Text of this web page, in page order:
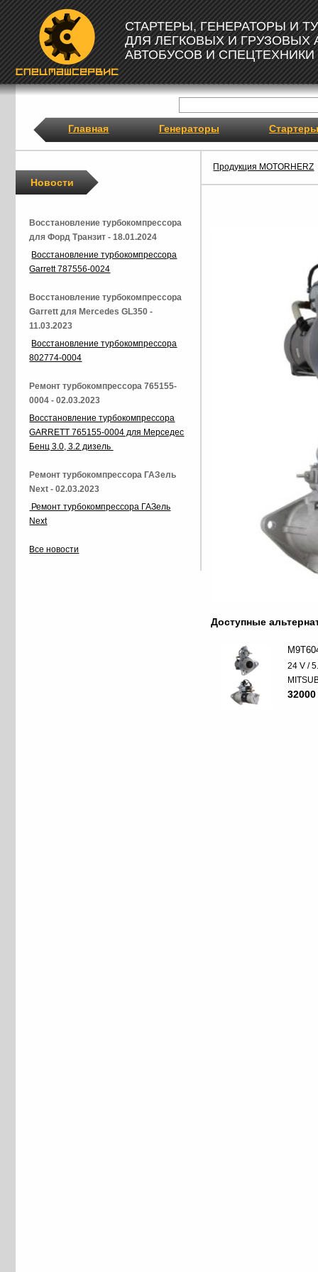
СТАРТЕРЫ, ГЕНЕРАТОРЫ И
ДЛЯ ЛЕГКОВЫХ И ГРУЗОВЫХ
АВТОБУСОВ И СПЕЦТЕХНИКИ
Главная Генераторы Стартеры
Продукция MOTORHERZ
Доступные
24 V /
Новости
Восстановление турбокомпрессора
для Форд Транзит - 18.01.2024
Восстановление турбокомпрессора
Garrett 787556-0024
Восстановление турбокомпрессора
Garrett для Mercedes GL350 -
11.03.2023
Восстановление турбокомпрессора
802774-0004
Ремонт турбокомпрессора 765155-
0004 - 02.03.2023
Восстановление турбокомпрессора
GARRETT 765155-0004 для Мерседес
Бенц 3.0, 3.2 дизель
Ремонт турбокомпрессора ГАЗель
Next - 02.03.2023
Ремонт турбокомпрессора ГАЗель
Next
Все новости